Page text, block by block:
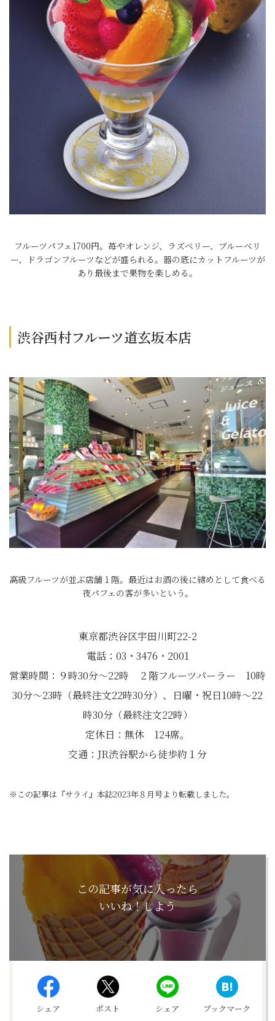
フルーツパフェ1700円。苺やオレンジ、ラズベリー、ブルーベリ
ー、ドラゴンフルーツなどが盛られる。器の底にカットフルーツが
あり最後まで果物を楽しめる。
渋谷西村フルーツ道玄坂本店
高級フルーツが並ぶ店舗１階。最近はお酒の後に締めとして食べる
夜パフェの客が多いという。
東京都渋谷区宇田川町22-2
電話：03・3476・2001
営業時間：９時30分～22時 ２階フルーツパーラー 10時
30分～23時（最終注文22時30分）、日曜・祝日10時～22
時30分（最終注文22時）
定休日：無休 124席。
交通：JR渋谷駅から徒歩約１分
※この記事は『サライ』本誌2023年８月号より転載しました。
この記事が気に入ったら
いいね！しよう
シェア ポスト シェア ブックマーク